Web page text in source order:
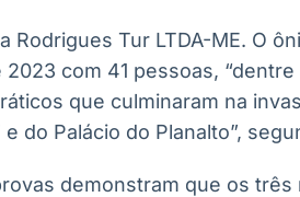
Tur LTDA-ME. O
com 41 pessoas, “dentre
que culminaram na
do Palácio do Planalto”,
demonstram que os três